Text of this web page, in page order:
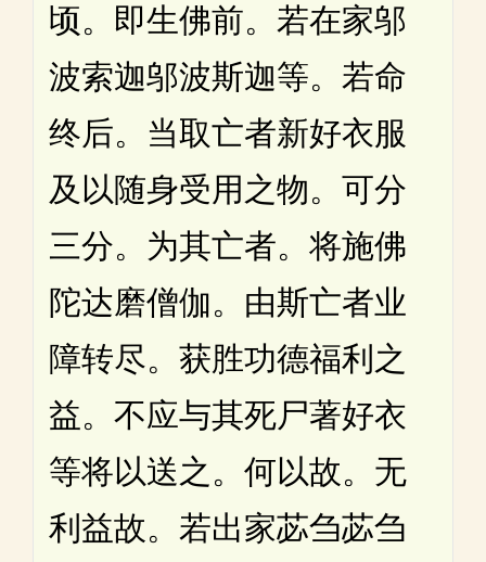
顷。即生佛前。若在家邬
波索迦邬波斯迦等。若命
终后。当取亡者新好衣服
及以随身受用之物。可分
三分。为其亡者。将施佛
陀达磨僧伽。由斯亡者业
障转尽。获胜功德福利之
益。不应与其死尸著好衣
等将以送之。何以故。无
利益故。若出家苾刍苾刍